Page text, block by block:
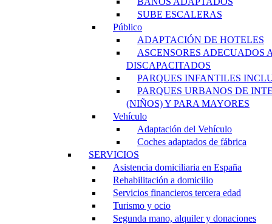
SUBE ESCALERAS
Público
ADAPTACIÓN DE HOTELES
ASCENSORES ADECUADOS A
DISCAPACITADOS
PARQUES INFANTILES
PARQUES URBANOS DE
(NIÑOS) Y PARA MAYORES
Vehículo
Adaptación del Vehículo
Coches adaptados de fábrica
SERVICIOS
Asistencia domiciliaria en España
Rehabilitación a domicilio
Servicios financieros tercera edad
Turismo y ocio
Segunda mano, alquiler y donaciones